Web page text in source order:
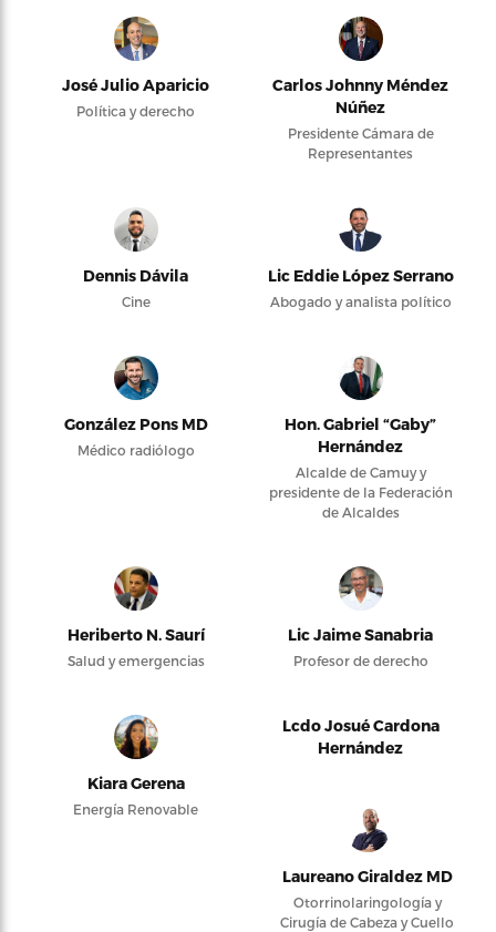
José Julio Aparicio
Política y derecho
Carlos Johnny Méndez
Núñez
Presidente Cámara de
Representantes
Dennis Dávila
Cine
Lic Eddie López Serrano
Abogado y analista político
González Pons MD
Médico radiólogo
Hon. Gabriel “Gaby”
Hernández
Alcalde de Camuy y
presidente de la Federación
de Alcaldes
Heriberto N. Saurí
Salud y emergencias
Lic Jaime Sanabria
Profesor de derecho
Kiara Gerena
Energía Renovable
Lcdo Josué Cardona
Hernández
Laureano Giraldez MD
Otorrinolaringología y
Cirugía de Cabeza y Cuello